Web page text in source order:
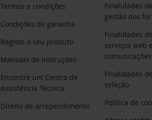
Termos e condições
Condições de garantia
Registe o seu produto
Manuais de instruções
Encontre um Centro de
Assistência Técnica
Direito de arrependimento
Finalidades
gestão dos
Finalidades
serviços web e
comunicações
Finalidades
seleção
Política de